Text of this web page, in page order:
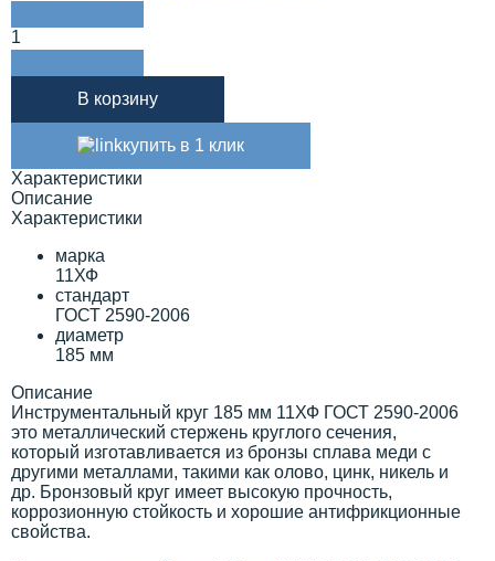
1
В корзину
купить в 1 клик
Характеристики
Описание
Характеристики
марка
11ХФ
стандарт
ГОСТ 2590-2006
диаметр
185 мм
Описание
Инструментальный круг 185 мм 11ХФ ГОСТ 2590-2006
это металлический стержень круглого сечения,
который изготавливается из бронзы сплава меди с
другими металлами, такими как олово, цинк, никель и
др. Бронзовый круг имеет высокую прочность,
коррозионную стойкость и хорошие антифрикционные
свойства.